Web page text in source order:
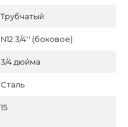
Трубчатый
N12 3/4'' (боковое)
3/4 дюйма
Сталь
15